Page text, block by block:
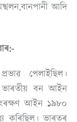
আদি
পেলাইছিল।
ভাৰতীয় বন আইন
আইন ১৯৮০
কৰিছিল। ভাৰতৰ